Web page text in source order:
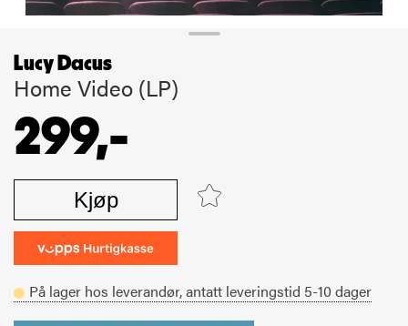
Lucy Dacus
Home Video (LP)
299,-
Kjøp
På lager hos leverandør,antatt leveringstid 5-10 dager